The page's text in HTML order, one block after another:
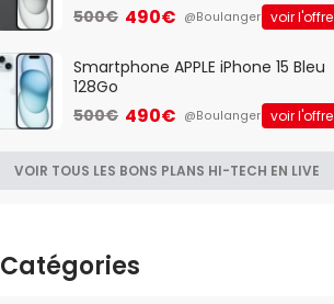
500€ 490€ @Boulanger voir l'offre
Smartphone APPLE iPhone 15 Bleu
128Go
500€ 490€ @Boulanger voir l'offre
VOIR TOUS LES BONS PLANS HI-TECH EN LIVE
Catégories